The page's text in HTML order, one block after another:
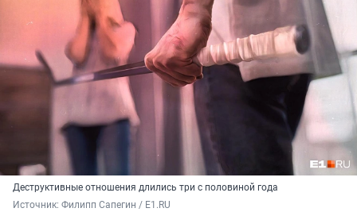
Деструктивные отношения длились три с половиной года
Источник: Филипп Сапегин / E1.RU